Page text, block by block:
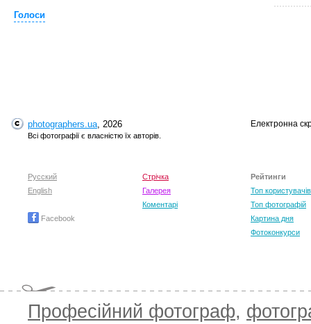
Голоси
photographers.ua, 2026
Всі фотографії є власністю їх авторів.
Електронна
Русский
English
Facebook
Стрічка
Галерея
Коментарі
Рейтинги
Топ користувачів
Топ фотографій
Картина дня
Фотоконкурси
Професійний фотограф,